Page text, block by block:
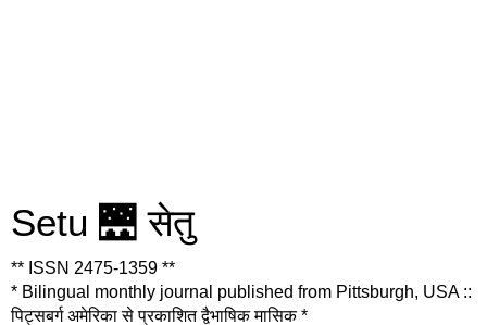
Setu 🌉 सेतु
** ISSN 2475-1359 **
* Bilingual monthly journal published from Pittsburgh, USA ::
पिट्सबर्ग अमेरिका से प्रकाशित द्वैभाषिक मासिक *